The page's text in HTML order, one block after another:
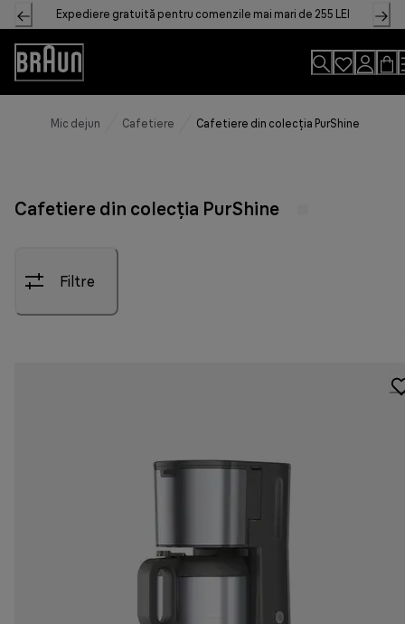
Skip
to
Content
Expediere gratuită pentru comenzile mai mari de 255 LEI
Accessibility
Statement
Mic dejun Cafetiere Cafetiere din colecția PurShine
Cafetiere din colecția PurShine
Filtre